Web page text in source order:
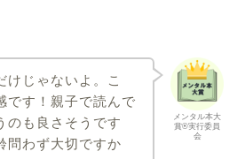
メンタル本大
賞®実行委員
会
けじゃないよ。こ
です！親子で読んで
のも良さそうです
問わず大切ですか